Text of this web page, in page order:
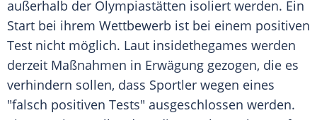
außerhalb der Olympiastätten isoliert werden. Ein
Start bei ihrem Wettbewerb ist bei einem positiven
Test nicht möglich. Laut insidethegames werden
derzeit Maßnahmen in Erwägung gezogen, die es
verhindern sollen, dass Sportler wegen eines
"falsch positiven Tests" ausgeschlossen werden.